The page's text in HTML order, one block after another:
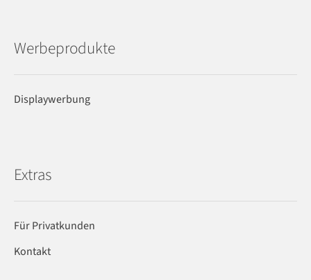
Werbeprodukte
Displaywerbung
Extras
Für Privatkunden
Kontakt